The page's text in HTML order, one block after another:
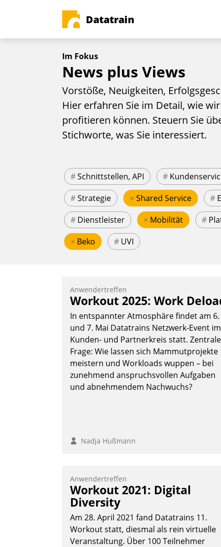
Datatrain
Im Fokus
News plus Views
Vorstöße, Neuigkeiten,
Hier erfahren Sie im Detail, wie
profitieren können. Steuern Sie
Stichworte, was Sie interessiert.
#Schnittstellen, API #
#Strategie × Shared Service #
# Dienstleister × Mobilität #
× Beko # UVI
Anwendertreffen
Workout 2025: Work
In entspannter Atmosphäre findet am 6.
und 7. Mai Datatrains Netzwerk-Event im
Kunden- und Partnerkreis statt. Zentrale
Frage: Wie lassen sich Mammutprojekte
meistern und Workloads wuppen – bei
zunehmend anspruchsvollen Aufgaben
und abnehmendem Nachwuchs?
Nadja Hußmann
Anwendertreffen
Workout 2021: Digital
Diversity
Am 28. April 2021 fand Datatrains 11.
Workout statt, diesmal als rein virtuelle
Veranstaltung. Über 100 Teilnehmer